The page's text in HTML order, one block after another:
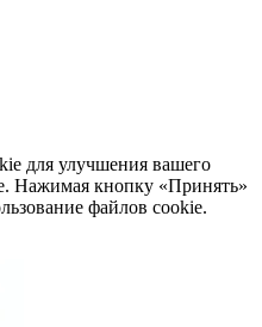
для улучшения вашего
Нажимая кнопку «Принять»
файлов cookie.